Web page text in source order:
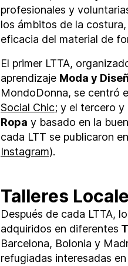
profesionales y
los ámbitos de la
eficacia del material de
El primer LTTA,
aprendizaje Moda y
MondoDonna, se centró
Social Chic; y el tercero y
Ropa y basado en la
cada LTT se publicaron
Instagram).
Talleres
Después de cada LTTA,
adquiridos en diferentes
Barcelona, ​​Bolonia y
refugiadas interesadas